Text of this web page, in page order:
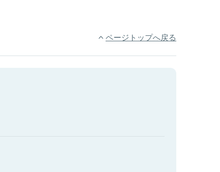
ページトップへ戻る